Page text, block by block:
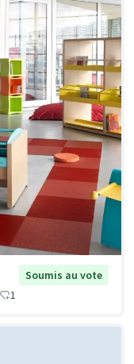
Soumis au vote
1